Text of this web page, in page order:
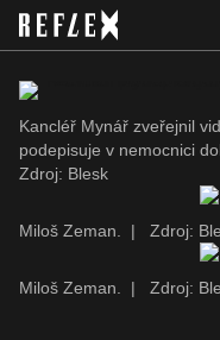
Kancléř Mynář zveřejnil
podepisuje v nemocnici
Zdroj: Blesk
Miloš Zeman. | Zdroj:
Miloš Zeman. | Zdroj: